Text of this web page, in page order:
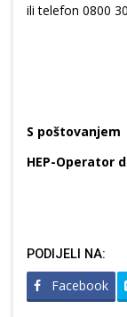
ili telefon 0800
S poštovanjem
HEP-Operator
PODIJELI NA:
Facebook